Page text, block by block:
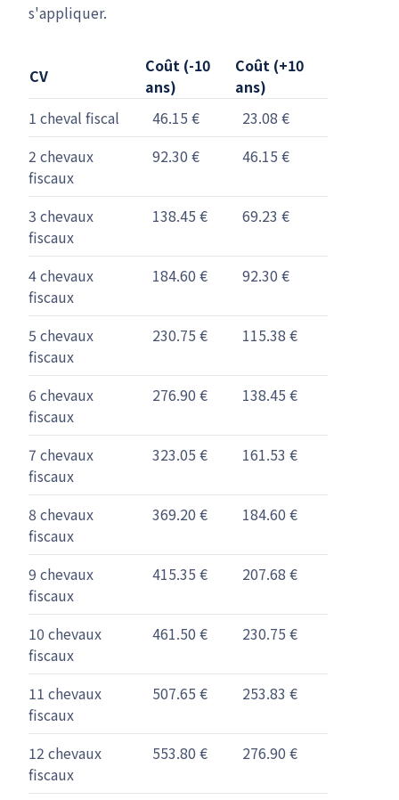
s'appliquer.
CV
Coût (-10
ans)
Coût (+10
ans)
1 cheval fiscal
46.15 €
23.08 €
2 chevaux
fiscaux
92.30 € 46.15 €
3 chevaux
fiscaux
138.45 € 69.23 €
4 chevaux
fiscaux
184.60 € 92.30 €
5 chevaux
fiscaux
230.75 € 115.38 €
6 chevaux
fiscaux
276.90 € 138.45 €
7 chevaux
fiscaux
323.05 € 161.53 €
8 chevaux
fiscaux
369.20 € 184.60 €
9 chevaux
fiscaux
415.35 € 207.68 €
10 chevaux
fiscaux
461.50 € 230.75 €
11 chevaux
fiscaux
507.65 € 253.83 €
12 chevaux
fiscaux
553.80 € 276.90 €